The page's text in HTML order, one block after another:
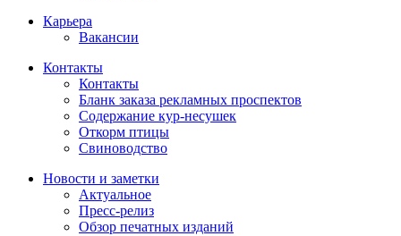
Карьера
Вакансии
Контакты
Контакты
Бланк заказа рекламных проспектов
Содержание кур-несушек
Откорм птицы
Свиноводство
Новости и заметки
Актуальное
Пресс-релиз
Обзор печатных изданий